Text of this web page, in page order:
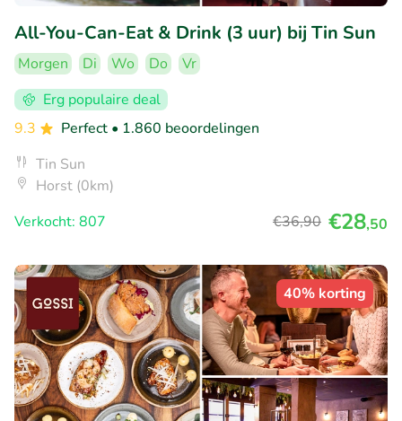
All-You-Can-Eat & Drink (3 uur) bij Tin Sun
Morgen Di Wo Do
Vr
Erg populaire deal
9.3
Perfect • 1.860 beoordelingen
Tin Sun
Horst (0km)
Verkocht: 807
€36,90 €28,50
40% korting